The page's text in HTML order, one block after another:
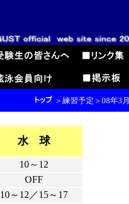
水 球
10～12
OFF
10～12／15～17
＞練習予定＞08年3月